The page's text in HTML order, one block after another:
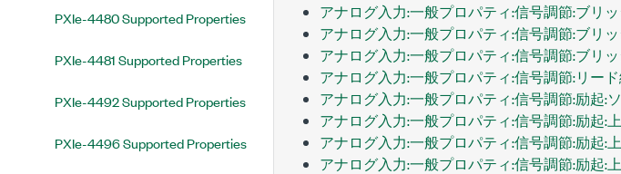
PXIe-4480 Supported Properties
PXIe-4481 Supported Properties
PXIe-4492 Supported Properties
PXIe-4496 Supported Properties
アナログ入力:一般プロパティ:信号調節:ブリ
アナログ入力:一般プロパティ:信号調節:ブリ
アナログ入力:一般プロパティ:信号調節:ブリ
アナログ入力:一般プロパティ:信号調節:リー
アナログ入力:一般プロパティ:信号調節:励起:
アナログ入力:一般プロパティ:信号調節:励起:
アナログ入力:一般プロパティ:信号調節:励起:
アナログ入力:一般プロパティ:信号調節:励起: